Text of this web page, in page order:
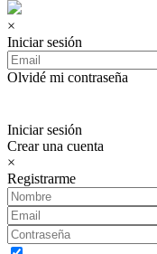
×
Iniciar sesión
Olvidé mi contraseña
Iniciar sesión
Crear una cuenta
×
Registrarme